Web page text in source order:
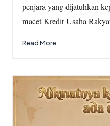
penjara yang dijatuhkan
macet Kredit Usaha
Read More